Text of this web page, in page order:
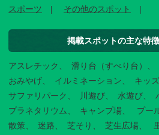
スポーツ
その他のスポット
掲載スポットの主な特
アスレチック 滑り台（すべり台）
おみやげ
イルミネーション キッ
サファリパーク
川遊び 水遊び
プラネタリウム
キャンプ場 プー
散策
迷路 芝そり 芝生広場